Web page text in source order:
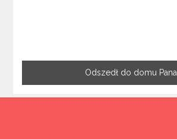
Odszedł do domu Pana…